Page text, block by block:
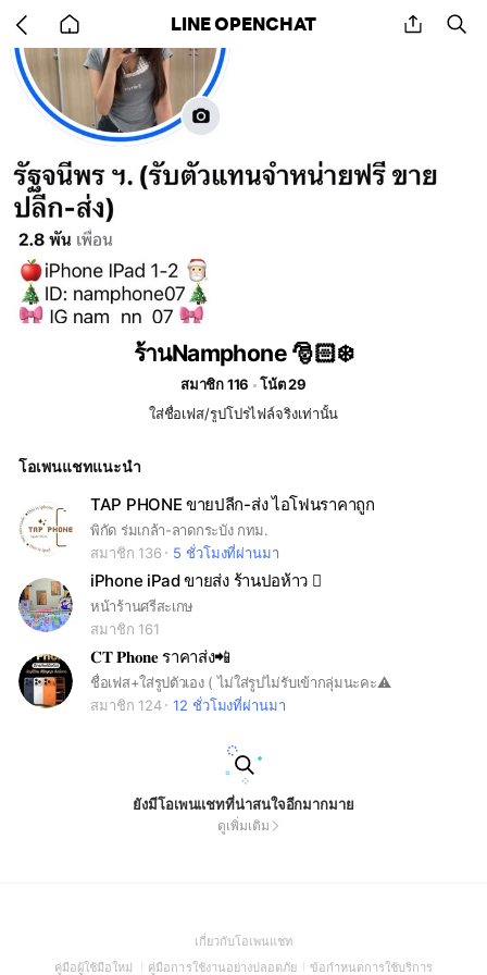
back
to
home
LINE OPENCHAT share
ร้านNamphone 🎅🏻❄️
สมาชิก 116
โน้ต 29
ใส่ชื่อเฟส/รูปโปรไฟล์จริงเท่านั้น
โอเพนแชทแนะนำ
TAP PHONE ขายปลีก-ส่ง ไอโฟนราคาถูก
พิกัด ร่มเกล้า-ลาดกระบัง กทม.
สมาชิก 136
5 ชั่วโมงที่ผ่านมา
iPhone iPad ขายส่ง ร้านปอห้าว 
หน้าร้านศรีสะเกษ
สมาชิก 161
𝐂𝐓 𝐏𝐡𝐨𝐧𝐞 ราคาส่ง📲
ชื่อเฟส+ใส่รูปตัวเอง ( ไม่ใส่รูปไม่รับเข้ากลุ่มนะคะ⚠️
สมาชิก 124
12 ชั่วโมงที่ผ่านมา
ยังมีโอเพนแชทที่น่าสนใจอีกมากมาย
ดูเพิ่มเติม
เกี่ยวกับโอเพนแชท(Open
in
คู่มือผู้ใช้มือใหม่ (Open
คู่มือการใช้งานอย่างปลอดภัย(Open
ข้อกำหนดการใช้บริการ(Open